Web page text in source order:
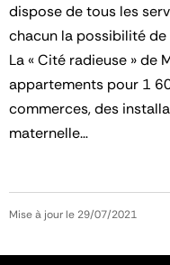
dispose de tous les
chacun la possibilité
La « Cité radieuse » de
appartements pour 1
commerces, des
maternelle…
Mise à jour le 29/07/2021